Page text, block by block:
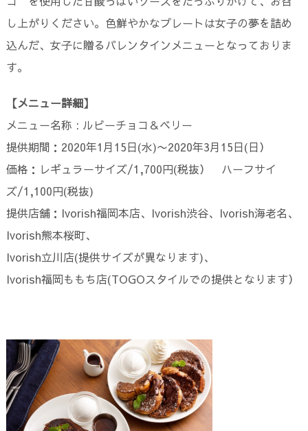
し上がりください。色鮮やかなプレートは女子の夢を詰め
込んだ、女子に贈るバレンタインメニューとなっておりま
す。
【メニュー詳細】
メニュー名称 : ルビーチョコ＆ベリー
提供期間：2020年1月15日(水)〜2020年3月15日(日）
価格：レギュラーサイズ/1,700円(税抜） ハーフサイ
ズ/1,100円(税抜)
提供店舗：Ivorish福岡本店、Ivorish渋谷、Ivorish海老名、
Ivorish熊本桜町、
Ivorish立川店(提供サイズが異なります)、
Ivorish福岡ももち店(TOGOスタイルでの提供となります）